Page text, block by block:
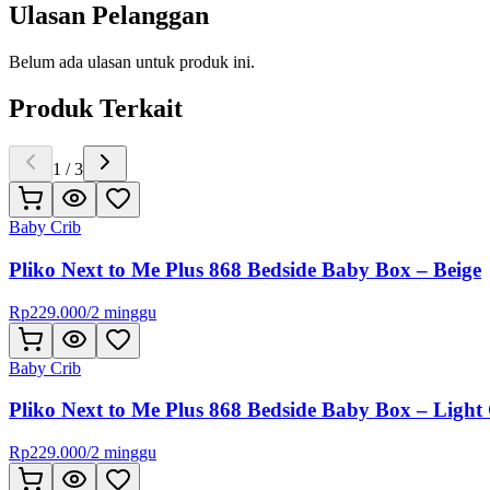
Ulasan Pelanggan
Belum ada ulasan untuk produk ini.
Produk Terkait
1 /3
Baby Crib
Pliko Next to Me Plus 868 Bedside Baby Box – Beige
Rp229.000/2 minggu
Baby Crib
Pliko Next to Me Plus 868 Bedside Baby Box – Light
Rp229.000/2 minggu